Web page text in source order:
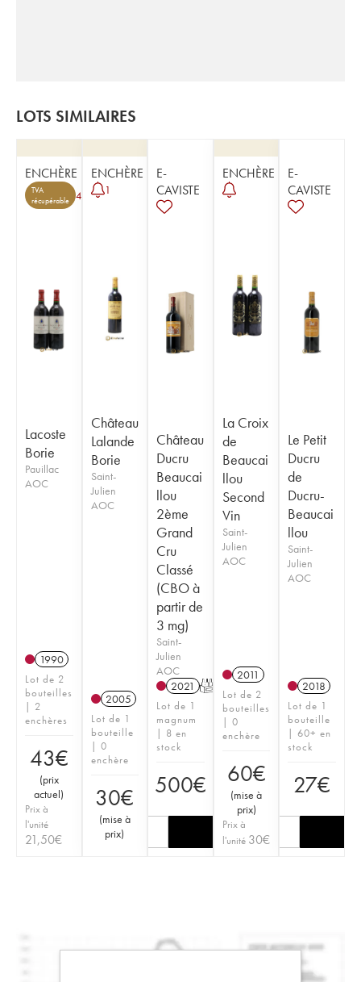
LOTS SIMILAIRES
ENCHÈRE
TVA
récupérable
4
Lacoste
Borie
Pauillac
AOC
1990
Lot de 2
bouteilles
| 2
enchères
43€
(prix
actuel)
Prix à
l'unité
21,50€
ENCHÈRE
1
Château
Lalande
Borie
Saint-
Julien
AOC
2005
Lot de 1
bouteille
| 0
enchère
30€
(mise à
prix)
E-
CAVISTE
Château
Ducru
Beaucai
llou
2ème
Grand
Cru
Classé
(CBO à
partir de
3 mg)
Saint-
Julien
AOC
2021 T
Lot de 1
magnum
| 8 en
stock
500€
ENCHÈRE
La Croix
de
Beaucai
llou
Second
Vin
Saint-
Julien
AOC
2011
Lot de 2
bouteilles
| 0
enchère
60€
(mise à
prix)
Prix à
l'unité 30€
E-
CAVISTE
Le Petit
Ducru
de
Ducru-
Beaucai
llou
Saint-
Julien
AOC
2018
Lot de 1
bouteille
| 60+ en
stock
27€